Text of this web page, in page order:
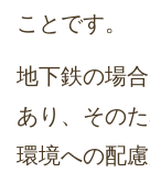
ことです。
地下鉄の場
あり、その
環境への配慮